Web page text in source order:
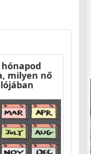
milyen nő